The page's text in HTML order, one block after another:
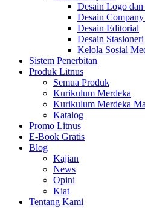
Desain Logo
Desain
Desain Editorial
Desain Stasioneri
Kelola Sosial
Sistem Penerbitan
Produk Litnus
Semua Produk
Kurikulum Merdeka
Kurikulum Merdeka
Katalog
Promo Litnus
E-Book Gratis
Blog
Kajian
News
Opini
Kiat
Tentang Kami